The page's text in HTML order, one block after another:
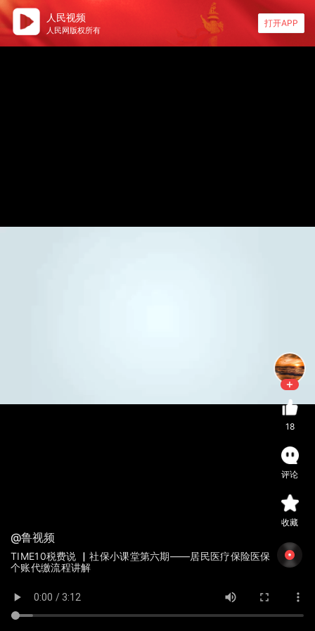
人民视频
人民网版权所有
打开APP
18
评论
收藏
@鲁视频
TIME10税费说 ▏社保小课堂第六期——居民医疗保险医保
个账代缴流程讲解